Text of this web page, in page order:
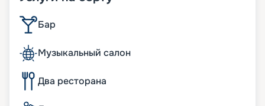
Бар
Музыкальный салон
Два ресторана